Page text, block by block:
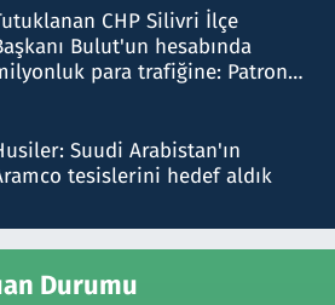
CHP Silivri İlçe
Bulut'un hesabında
para trafiğine: Patron
Suudi Arabistan'ın
tesislerini hedef aldık
Durumu